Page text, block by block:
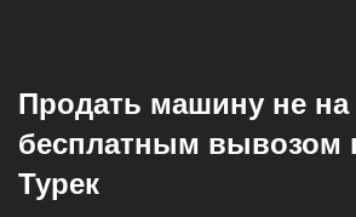
Продать машину не на
бесплатным вывозом
Турек